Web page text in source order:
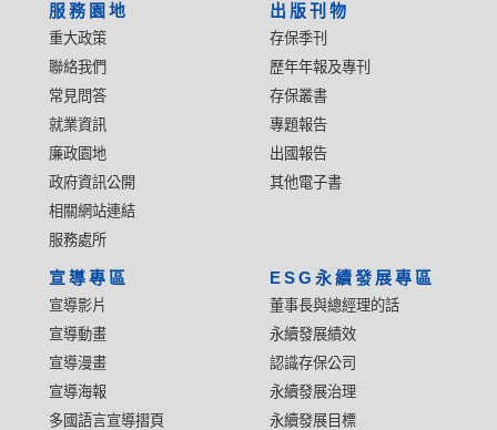
服務園地
重大政策
聯絡我們
常見問答
就業資訊
廉政園地
政府資訊公開
相關網站連結
服務處所
出版刊物
存保季刊
歷年年報及專刊
存保叢書
專題報告
出國報告
其他電子書
宣導專區
宣導影片
宣導動畫
宣導漫畫
宣導海報
多國語言宣導摺頁
ESG永續發展專區
董事長與總經理的話
永續發展績效
認識存保公司
永續發展治理
永續發展目標